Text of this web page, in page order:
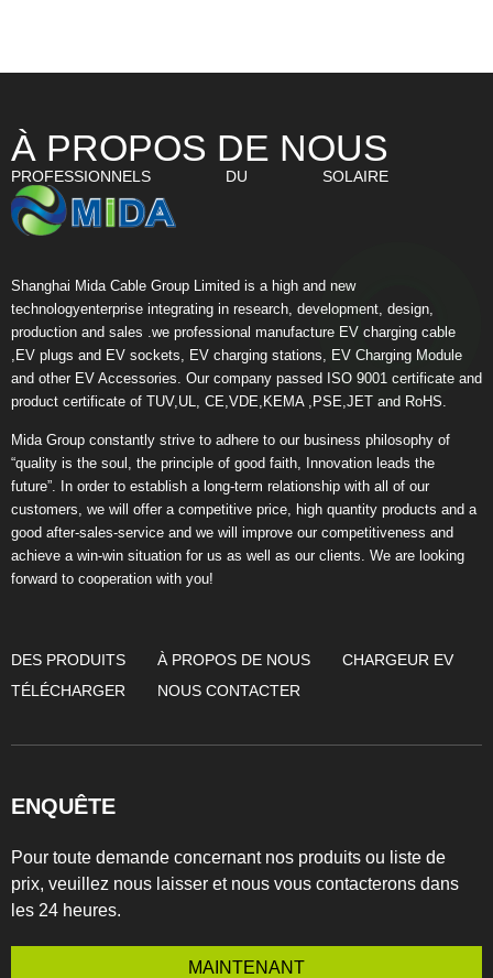
À PROPOS DE NOUS
PROFESSIONNELS DU SOLAIRE
Shanghai Mida Cable Group Limited is a high and new
technologyenterprise integrating in research, development, design,
production and sales .we professional manufacture EV charging cable
,EV plugs and EV sockets, EV charging stations, EV Charging Module
and other EV Accessories. Our company passed ISO 9001 certificate and
product certificate of TUV,UL, CE,VDE,KEMA ,PSE,JET and RoHS.
Mida Group constantly strive to adhere to our business philosophy of
“quality is the soul, the principle of good faith, Innovation leads the
future”. In order to establish a long-term relationship with all of our
customers, we will offer a competitive price, high quantity products and a
good after-sales-service and we will improve our competitiveness and
achieve a win-win situation for us as well as our clients. We are looking
forward to cooperation with you!
DES PRODUITS À PROPOS DE NOUS
CHARGEUR EV
TÉLÉCHARGER
NOUS CONTACTER
ENQUÊTE
Pour toute demande concernant nos produits ou liste de
prix, veuillez nous laisser et nous vous contacterons dans
les 24 heures.
MAINTENANT